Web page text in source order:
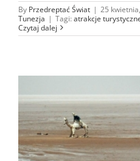
By Przedreptać Świat | 25
Tunezja | Tagi: atrakcje
Czytaj dalej